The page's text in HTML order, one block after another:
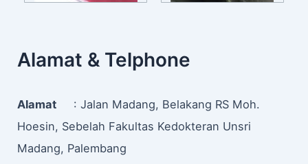
Alamat & Telphone
Alamat : Jalan Madang, Belakang RS Moh.
Hoesin, Sebelah Fakultas Kedokteran Unsri
Madang, Palembang